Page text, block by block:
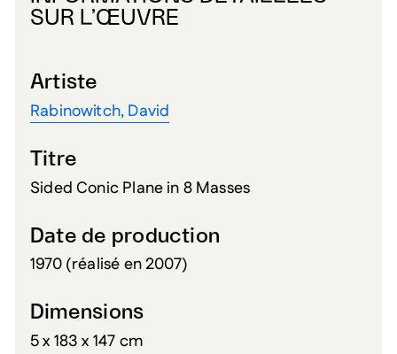
SUR L’ŒUVRE
Artiste
Rabinowitch, David
Titre
Sided Conic Plane in 8 Masses
Date de production
1970 (réalisé en 2007)
Dimensions
5 x 183 x 147 cm